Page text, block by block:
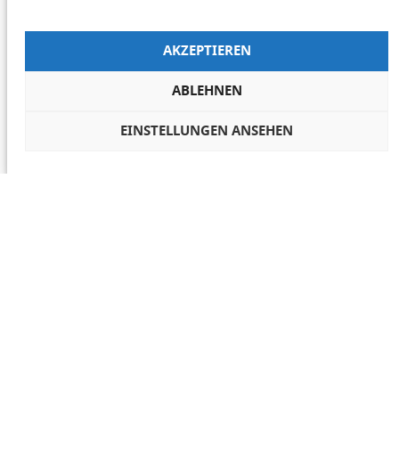
AKZEPTIEREN
ABLEHNEN
EINSTELLUNGEN ANSEHEN